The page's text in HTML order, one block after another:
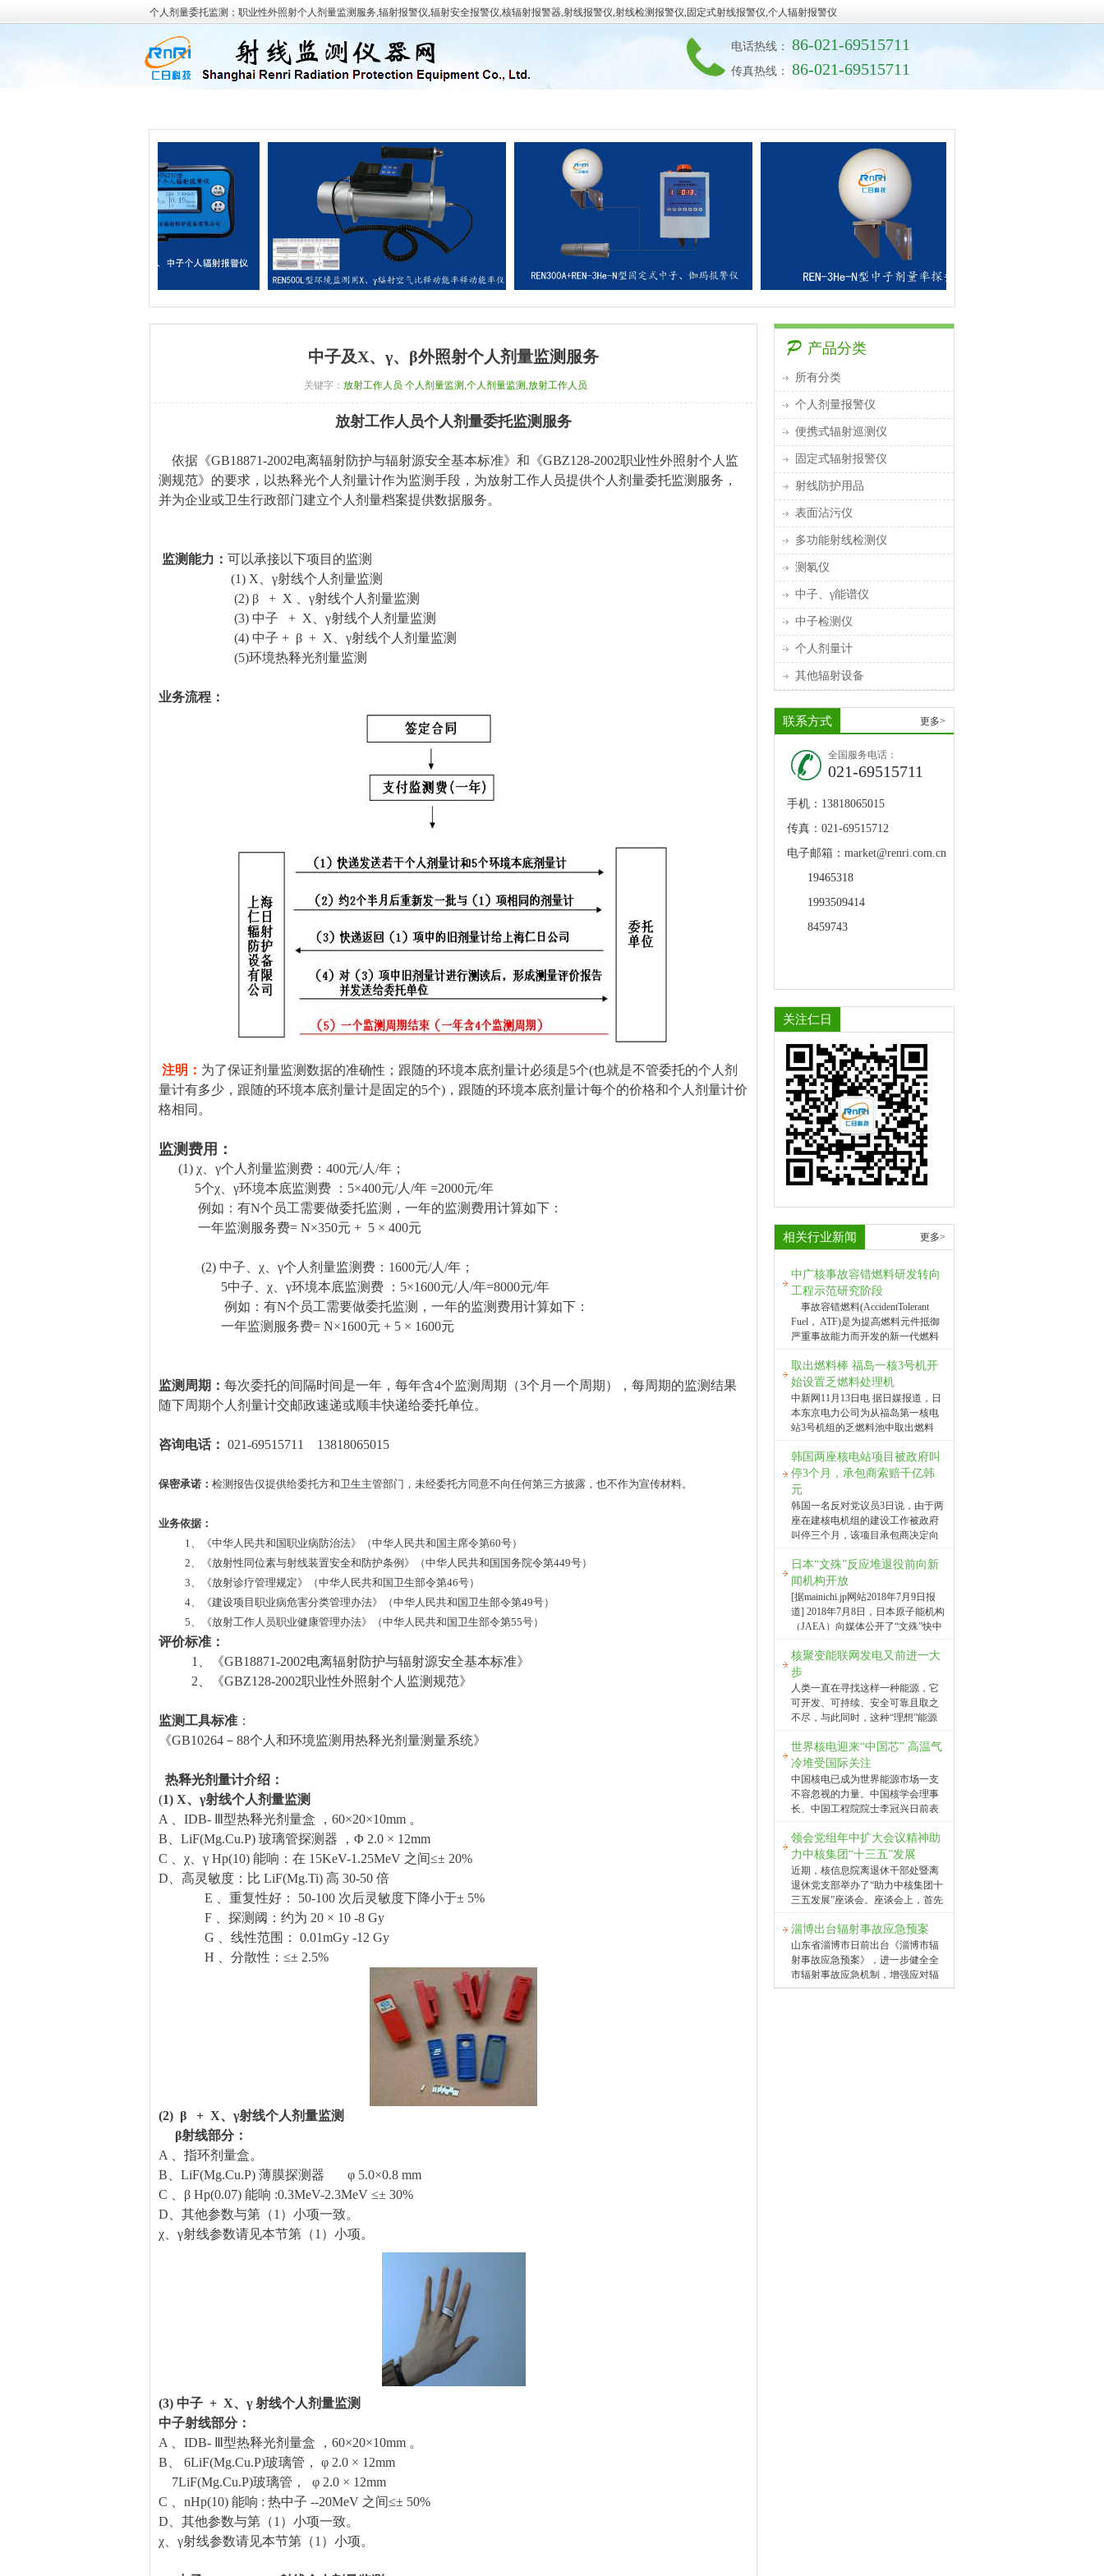
个人剂量委托监测；职业性外照射个人剂量监测服务,辐射报警仪,辐射安全报警仪,核辐射报警器,射线报警仪,射线检测报警仪,固定式射线报警仪,个人辐射报警仪
电话热线： 86-021-69515711
传真热线： 86-021-69515711
产品分类
所有分类
个人剂量报警仪
便携式辐射巡测仪
固定式辐射报警仪
射线防护用品
表面沾污仪
多功能射线检测仪
测氡仪
中子、γ能谱仪
中子检测仪
个人剂量计
其他辐射设备
联系方式 更多>
全国服务电话：
021-69515711
手机：13818065015
传真：021-69515712
电子邮箱：market@renri.com.cn
19465318
1993509414
8459743
关注仁日
相关行业新闻 更多>
中广核事故容错燃料研发转向
工程示范研究阶段
事故容错燃料(AccidentTolerant
Fuel， ATF)是为提高燃料元件抵御
严重事故能力而开发的新一代燃料
系统，可从根本上提高核反应堆安
全性能，抵御严重事故，有效缓解
事故后果，保护公众和环境免于放
射性污染，是近50年以来核燃料领
域的一次重大技术革命。据出席会
议的中广核研究院副总经理郝志坚
介绍，ATF与非能动等安全技术相
结合，突破了传统安全做“加法”的
纵深防御理念，可简化核电厂安全
系统设计，将显著提升在运和新建
核电厂的安全性以及经济性，赋予
核电更大的应用与市场空间。
据悉，中国ATF研发始于2015年，
大专项课题——“事故容错燃料关键
技术研究”，联合中国科学院、中国
工程物理研究院、清华大学、西安
交通大学等科研院所和高校，组成
ATF技术研发国家队与燃
取出燃料棒 福岛一核3号机开
始设置乏燃料处理机
中新网11月13日电 据日媒报道，日
本东京电力公司为从福岛第一核电
站3号机组的乏燃料池中取出燃料
棒，本月12日启动在乏燃料池内把
燃料棒移入运输容器的“燃料处理
机”设置作业，向媒体进行了展
示。 当天，重约72吨的处理机
被大型起重机从地面吊起，约30分
钟后运至反应堆厂房上方。 据
报道，3号机组反应堆厂房因氢气爆
炸受损，566根燃料棒至今留在乏燃
料池内。东电为防止放射性物质飞
散等，设置了覆盖厂房上部的屋顶
防护罩，处理机则将装在其内
部。 处理机高约9.3米，宽约17
米，进深约8米。设置作业原计划11
日。 据悉，从3号机组乏燃料池
取出燃料棒的作业计划2018年度中
期开始。3号机组以外，4号机组已
经完成了燃料棒取出。1、2号机组
均“力争2023
韩国两座核电站项目被政府叫
停3个月，承包商索赔千亿韩
元
韩国一名反对党议员3日说，由于两
座在建核电机组的建设工作被政府
叫停三个月，该项目承包商决定向
国有的韩国水力原子力公司索赔
1003.7亿韩元（约合6.1亿元人民
币）。这两座核电机组分别名为“新
古里5号”和“新古里6号”，离港口城
市釜山不远，位于首都首尔东南方
向约300公里处。根据原计划，这两
个核电机组原本分别应在2021年3月
和2022年3月建成。文在寅出任总统
后，韩国政府在能源政策上出现“大
转向”，新政府承诺将终止所有建设
新核电站的计划，也不再批准延期
运行现有核电站。今年6月，韩国政
府宣布暂停“新古里5号”和“新古里6
号”建设工作三个月，以征集民众意
见并综合考虑各项因素后再作下一
步打算。民意调查显示，多数韩国
民众支持继续建设这两座核电机
组。韩国政府随后决定重启建设工
作。韩国最大反对党自由韩国党议
日本“文殊”反应堆退役前向新
闻机构开放
[据mainichi.jp网站2018年7月9日报
道] 2018年7月8日，日本原子能机构
（JAEA）向媒体公开了“文殊”快中
子增殖原型堆的内部结构，并解释
了拆除核燃料的准备工作和步骤。
该机构展示了一台高约8米、宽度相
同、重约380吨的大型起重机，起重
机将取出核燃料，并通过遥控装置
将燃料运至一个水池中。同时还展
示了装有核燃料的核反应堆容器，
以及该设施中的其他设备。 该反应
堆使用液体钠作为冷却剂，由于液
体钠的不透明性遮蔽了反应堆的内
部工作情况，所以这种物质不仅难
以处理，而且当它与空气或水接触
时还会产生剧烈反应。因此，该机
构计划在充分确认工人通过模
核聚变能联网发电又前进一大
步
人类一直在寻找这样一种能源，它
可开发、可持续、安全可靠且取之
不尽，与此同时，这种“理想”能源
要最终实现商业化。核聚变让人类
可以驾驭太阳和星星，从中获取史
无前例的巨大能源。世界各国的科
研人员正试图在实验室中实现“人造
太阳”的壮举，他们也面临着各种阻
力。据外媒6月11日报道，美国田纳
西大学的研究人员已经成功研发出
一项隔离和稳定中心螺线管的关键
技术，该技术用于正在开发中的国
际热核实验反应堆(ITER)。此举将
利用核聚变能联网发电的可行性又
向前推进了一大步。相对于目前使
用的核裂变技术，核聚变技术可以
提供更多的能量，而风险却小得
多。田纳西大学机械学教授大卫
&middot;埃里克、航空航天学教授
马杜&middot;马杜卡尔和生物医学
世界核电迎来“中国芯” 高温气
冷堆受国际关注
中国核电已成为世界能源市场一支
不容忽视的力量。中国核学会理事
长、中国工程院院士李冠兴日前表
示，核能在中国已进入规模化发展
的新时期，中国正在成为核电发展
的中心，并为全球核能发展注入强
劲动力。在建机组规模位居世界第
一，技术路线“百花齐放”，在三代
堆型中，既有从国外引进的
AP1000、EPR，也有自主研发的华
龙一号、CAP1400。其中，我国自
主研发建设的全球首座高温气冷堆
示范工程，因具有第四代核电安全
特征受到世界瞩目。 全球首座
高温气冷堆工程进展顺利 华能
领会党组年中扩大会议精神助
力中核集团“十三五”发展
近期，核信息院离退休干部处暨离
退休党支部举办了“助力中核集团十
三五发展”座谈会。座谈会上，首先
传达了集团公司董事长王寿君同志
在2017年年中党组扩大会上的总结
讲话精神。王董事长的讲话全面回
顾了集团公司上半年的各项主要工
作，分析了集团公司面临的问题，
提出了集团公司改革发展的新思
淄博出台辐射事故应急预案
山东省淄博市日前出台《淄博市辐
射事故应急预案》，进一步健全全
市辐射事故应急机制，增强应对辐
射事故的预防、预警和应急处置能
中子及X、γ、β外照射个人剂量监测服务
关键字： 放射工作人员 个人剂量监测,个人剂量监测,放射工作人员
放射工作人员个人剂量委托监测服务
依据《GB18871-2002电离辐射防护与辐射源安全基本标准》和《GBZ128-2002职业性外照射个人监
测规范》的要求，以热释光个人剂量计作为监测手段，为放射工作人员提供个人剂量委托监测服务，
并为企业或卫生行政部门建立个人剂量档案提供数据服务。
监测能力： 可以承接以下项目的监测
(1) X、γ射线个人剂量监测
(2) β + X 、γ射线个人剂量监测
(3) 中子 + X、γ射线个人剂量监测
(4) 中子 + β + X、γ射线个人剂量监测
(5)环境热释光剂量监测
业务流程：
注明： 为了保证剂量监测数据的准确性；跟随的环境本底剂量计必须是5个(也就是不管委托的个人剂
量计有多少，跟随的环境本底剂量计是固定的5个)，跟随的环境本底剂量计每个的价格和个人剂量计价
格相同。
监测费用：
(1) χ、γ个人剂量监测费：400元/人/年；
5个χ、γ环境本底监测费 ：5×400元/人/年 =2000元/年
例如：有N个员工需要做委托监测，一年的监测费用计算如下：
一年监测服务费= N×350元 + 5 × 400元
(2) 中子、χ、γ个人剂量监测费：1600元/人/年；
5中子、χ、γ环境本底监测费 ：5×1600元/人/年=8000元/年
例如：有N个员工需要做委托监测，一年的监测费用计算如下：
一年监测服务费= N×1600元 + 5 × 1600元
监测周期： 每次委托的间隔时间是一年，每年含4个监测周期（3个月一个周期），每周期的监测结果
随下周期个人剂量计交邮政速递或顺丰快递给委托单位。
咨询电话： 021-69515711 13818065015
保密承诺： 检测报告仅提供给委托方和卫生主管部门，未经委托方同意不向任何第三方披露，也不作为宣传材料。
业务依据：
1、《中华人民共和国职业病防治法》（中华人民共和国主席令第60号）
2、《放射性同位素与射线装置安全和防护条例》（中华人民共和国国务院令第449号）
3、《放射诊疗管理规定》（中华人民共和国卫生部令第46号）
4、《建设项目职业病危害分类管理办法》（中华人民共和国卫生部令第49号）
5、《放射工作人员职业健康管理办法》（中华人民共和国卫生部令第55号）
评价标准：
1、《GB18871-2002电离辐射防护与辐射源安全基本标准》
2、《GBZ128-2002职业性外照射个人监测规范》
监测工具标准 ：
《GB10264－88个人和环境监测用热释光剂量测量系统》
热释光剂量计介绍：
(1) X、γ射线个人剂量监测
A 、IDB- Ⅲ型热释光剂量盒 ，60×20×10mm 。
B、LiF(Mg.Cu.P) 玻璃管探测器 ，Φ 2.0 × 12mm
C 、χ、γ Hp(10) 能响：在 15KeV-1.25MeV 之间≤± 20%
D、高灵敏度：比 LiF(Mg.Ti) 高 30-50 倍
E 、重复性好： 50-100 次后灵敏度下降小于± 5%
F 、探测阈：约为 20 × 10 -8 Gy
G 、线性范围： 0.01mGy -12 Gy
H 、分散性：≤± 2.5%
(2) β + X、γ射线个人剂量监测
β射线部分：
A 、指环剂量盒。
B、LiF(Mg.Cu.P) 薄膜探测器 φ 5.0×0.8 mm
C 、β Hp(0.07) 能响 :0.3MeV-2.3MeV ≤± 30%
D、其他参数与第（1）小项一致。
χ、γ射线参数请见本节第（1）小项。
(3) 中子 + X、γ 射线个人剂量监测
中子射线部分：
A 、IDB- Ⅲ型热释光剂量盒 ，60×20×10mm 。
B、 6LiF(Mg.Cu.P)玻璃管， φ 2.0 × 12mm
7LiF(Mg.Cu.P)玻璃管， φ 2.0 × 12mm
C 、nHp(10) 能响 : 热中子 --20MeV 之间≤± 50%
D、其他参数与第（1）小项一致。
χ、γ射线参数请见本节第（1）小项。